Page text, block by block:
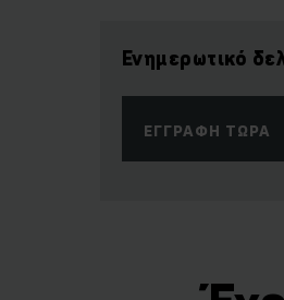
Ενημερωτικό
ΕΓΓΡΑΦΉ ΤΏΡΑ